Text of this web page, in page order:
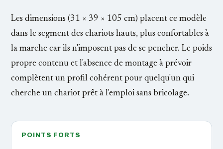
Les dimensions (31 × 39 × 105 cm) placent ce modèle
dans le segment des chariots hauts, plus confortables à
la marche car ils n'imposent pas de se pencher. Le poids
propre contenu et l'absence de montage à prévoir
complètent un profil cohérent pour quelqu'un qui
cherche un chariot prêt à l'emploi sans bricolage.
POINTS FORTS